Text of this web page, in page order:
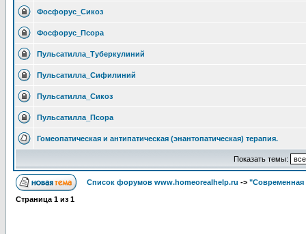
Фосфорус_Сикоз
Фосфорус_Псора
Пульсатилла_Туберкулиний
Пульсатилла_Сифилиний
Пульсатилла_Сикоз
Пульсатилла_Псора
Гомеопатическая и антипатическая (энантопатическая) терапия.
Показать темы:
Список форумов www.homeorealhelp.ru -> "Современная
Страница 1 из 1